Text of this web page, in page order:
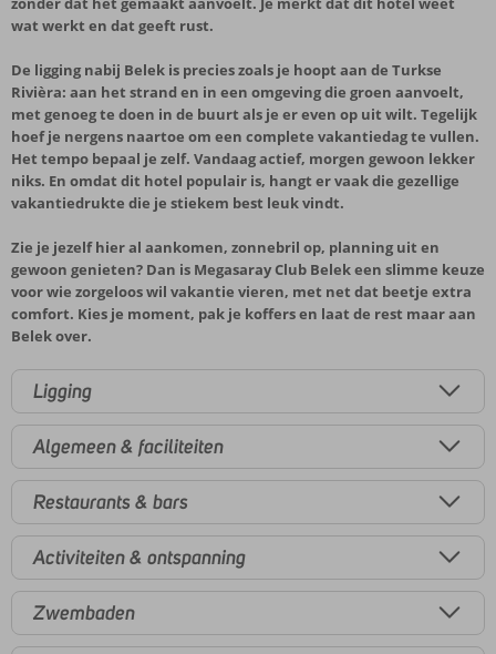
wat werkt en dat geeft rust.
De ligging nabij Belek is precies zoals je hoopt aan de Turkse
Rivièra: aan het strand en in een omgeving die groen aanvoelt,
met genoeg te doen in de buurt als je er even op uit wilt. Tegelijk
hoef je nergens naartoe om een complete vakantiedag te vullen.
Het tempo bepaal je zelf. Vandaag actief, morgen gewoon lekker
niks. En omdat dit hotel populair is, hangt er vaak die gezellige
vakantiedrukte die je stiekem best leuk vindt.
Zie je jezelf hier al aankomen, zonnebril op, planning uit en
gewoon genieten? Dan is Megasaray Club Belek een slimme keuze
voor wie zorgeloos wil vakantie vieren, met net dat beetje extra
comfort. Kies je moment, pak je koffers en laat de rest maar aan
Belek over.
Ligging
Algemeen & faciliteiten
Restaurants & bars
Activiteiten & ontspanning
Zwembaden